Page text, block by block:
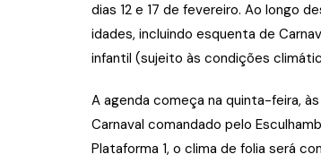
dias 12 e 17 de fevereiro. Ao longo
idades, incluindo esquenta de
infantil (sujeito às condições
A agenda começa na quinta-feira,
Carnaval comandado pelo
Plataforma 1, o clima de folia será